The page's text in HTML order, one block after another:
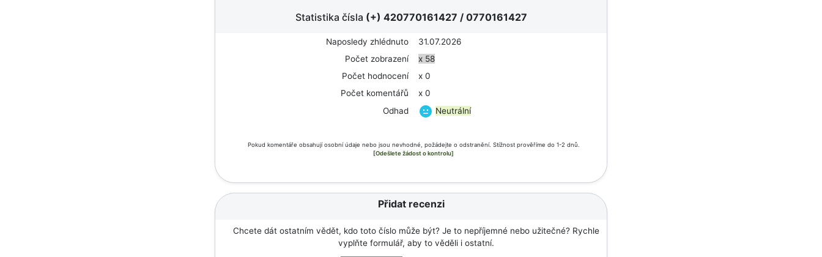
Statistika čísla (+) 420770161427 /0770161427
Naposledy zhlédnuto
31.07.2026
Počet zobrazení
x 58
Počet hodnocení
x 0
Počet komentářů
x 0
Odhad
Neutrální
Pokud komentáře obsahují osobní údaje nebo jsou nevhodné, požádejte o odstranění. Stížnost prověříme do 1-2 dnů.
[Odešlete žádost o kontrolu]
Přidat recenzi
Chcete dát ostatním vědět, kdo toto číslo může být? Je to nepříjemné nebo užitečné? Rychle
vyplňte formulář, aby to věděli i ostatní.